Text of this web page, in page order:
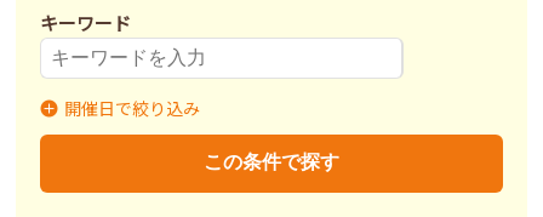
キーワード
開催日開催日で絞り込み
この条件で探す